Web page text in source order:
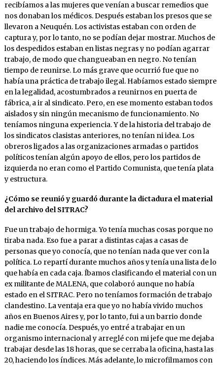
recibíamos a las mujeres que venían a buscar remedios que
nos donaban los médicos. Después estaban los presos que se
llevaron a Neuquén. Los activistas estaban con orden de
captura y, por lo tanto, no se podían dejar mostrar. Muchos de
los despedidos estaban en listas negras y no podían agarrar
trabajo, de modo que changueaban en negro. No tenían
tiempo de reunirse. Lo más grave que ocurrió fue que no
había una práctica de trabajo ilegal. Habíamos estado siempre
en la legalidad, acostumbrados a reunirnos en puerta de
fábrica, a ir al sindicato. Pero, en ese momento estaban todos
aislados y sin ningún mecanismo de funcionamiento. No
teníamos ninguna experiencia. Y de la historia del trabajo de
los sindicatos clasistas anteriores, no tenían ni idea. Los
obreros ligados a las organizaciones armadas o partidos
políticos tenían algún apoyo de ellos, pero los partidos de
izquierda no eran como el Partido Comunista, que tenía plata
y estructura.
¿Cómo se reunió y guardó durante la dictadura el material
del archivo del SITRAC?
Fue un trabajo de hormiga. Yo tenía muchas cosas porque no
tiraba nada. Eso fue a parar a distintas cajas a casas de
personas que yo conocía, que no tenían nada que ver con la
política. Lo repartí durante muchos años y tenía una lista de lo
que había en cada caja. Íbamos clasificando el material con un
ex militante de MALENA, que colaboró aunque no había
estado en el SITRAC. Pero no teníamos formación de trabajo
clandestino. La ventaja era que yo no había vivido muchos
años en Buenos Aires y, por lo tanto, fui a un barrio donde
nadie me conocía. Después, yo entré a trabajar en un
organismo internacional y arreglé con mi jefe que me dejaba
trabajar desde las 18 horas, que se cerraba la oficina, hasta las
20, haciendo los índices. Más adelante, lo microfilmamos con